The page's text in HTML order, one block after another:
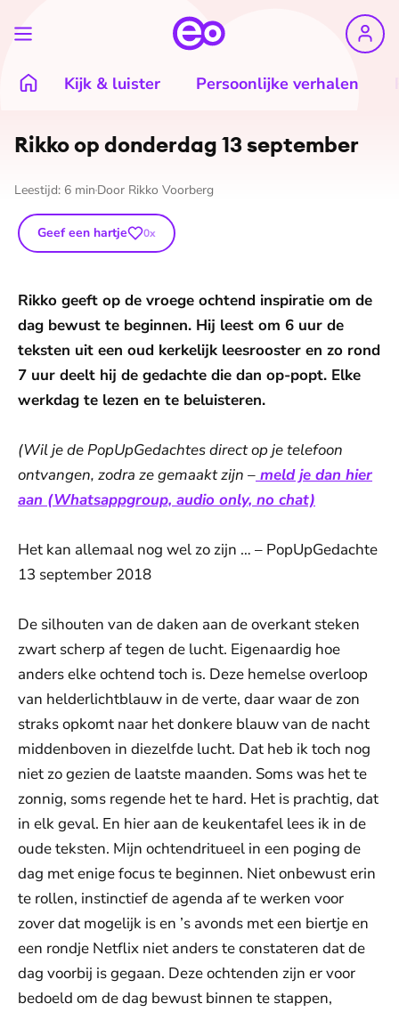
Kijk & luister Persoonlijke verhalen
Rikko op donderdag 13 september
Leestijd: 6 min Door Rikko Voorberg
Geef een hartje 0x
Rikko geeft op de vroege ochtend inspiratie om de
dag bewust te beginnen. Hij leest om 6 uur de
teksten uit een oud kerkelijk leesrooster en zo rond
7 uur deelt hij de gedachte die dan op-popt. Elke
werkdag te lezen en te beluisteren.
(Wil je de PopUpGedachtes direct op je telefoon
ontvangen, zodra ze gemaakt zijn – meld je dan hier
aan (Whatsappgroup, audio only, no chat)
Het kan allemaal nog wel zo zijn … – PopUpGedachte
13 september 2018
De silhouten van de daken aan de overkant steken
zwart scherp af tegen de lucht. Eigenaardig hoe
anders elke ochtend toch is. Deze hemelse overloop
van helderlichtblauw in de verte, daar waar de zon
straks opkomt naar het donkere blauw van de nacht
middenboven in diezelfde lucht. Dat heb ik toch nog
niet zo gezien de laatste maanden. Soms was het te
zonnig, soms regende het te hard. Het is prachtig, dat
in elk geval. En hier aan de keukentafel lees ik in de
oude teksten. Mijn ochtendritueel in een poging de
dag met enige focus te beginnen. Niet onbewust erin
te rollen, instinctief de agenda af te werken voor
zover dat mogelijk is en ’s avonds met een biertje en
een rondje Netflix niet anders te constateren dat de
dag voorbij is gegaan. Deze ochtenden zijn er voor
bedoeld om de dag bewust binnen te stappen,